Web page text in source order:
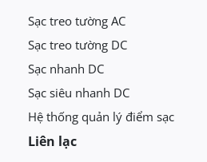
Sạc treo tường AC
Sạc treo tường DC
Sạc nhanh DC
Sạc siêu nhanh DC
Hệ thống quản lý điểm sạc
Liên lạc